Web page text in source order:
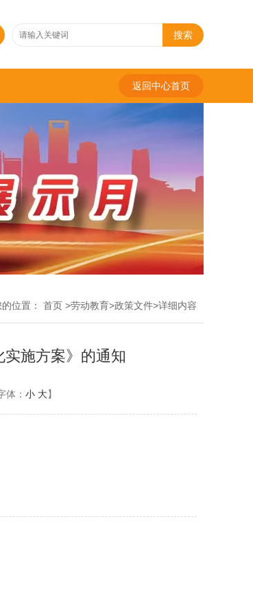
搜索
返回中心首页
位置： 首页 >劳动教育>政策文件>详细内容
施方案》的通知
体： 小 大】